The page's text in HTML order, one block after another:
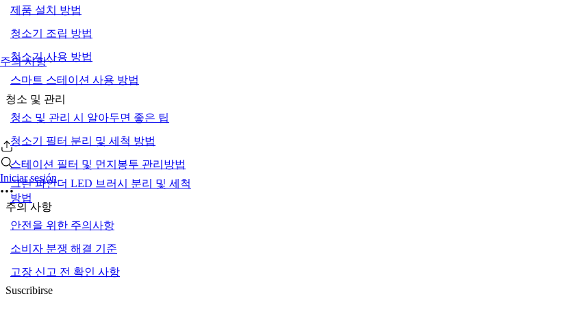
주의 사항
Iniciar sesión
제품 설치 방법
청소기 조립 방법
청소기 사용 방법
스마트 스테이션 사용 방법
청소 및 관리
청소 및 관리 시 알아두면 좋은 팁
청소기 필터 분리 및 세척 방법
스테이션 필터 및 먼지봉투 관리방법
그린 파인더 LED 브러시 분리 및 세척
방법
주의 사항
안전을 위한 주의사항
소비자 분쟁 해결 기준
고장 신고 전 확인 사항
Suscribirse